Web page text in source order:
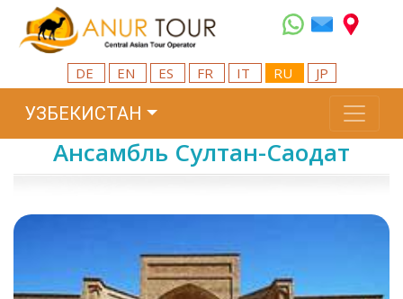
DE EN ES FR IT RU JP
УЗБЕКИСТАН
Ансамбль Султан-Саодат